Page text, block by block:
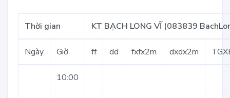
Thời gian KT BẠCH LONG VĨ (083839
Ngày Giờ ff dd fxfx2m dxdx2m
10:00